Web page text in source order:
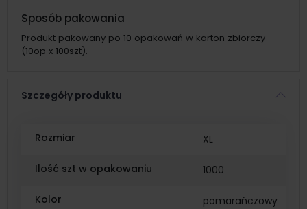
Sposób pakowania
Produkt pakowany po 10 opakowań w karton zbiorczy
(10op x 100szt).
Szczegóły produktu
Rozmiar XL
Ilość szt w opakowaniu 1000
Kolor pomarańczowy